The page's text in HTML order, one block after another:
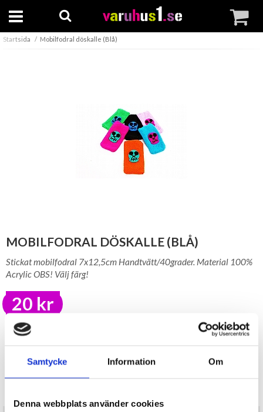
Samtycke Information Om
Denna webbplats använder cookies
Startsida Mobilfodral döskalle (Blå)
MOBILFODRAL DÖSKALLE (BLÅ)
Stickat mobilfodral 7x12,5cm Handtvätt/40grader. Material 100%
Acrylic OBS! Välj färg!
20 kr
LAGER I SVERIGE, SNABB LEVERANS ÖPPET KÖP I 30 DAGAR
BEVAKA